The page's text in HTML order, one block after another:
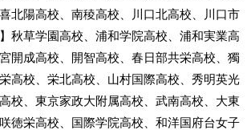
北陽高校、南稜高校、川口北高校、川口市
秋草学園高校、浦和学院高校、浦和実業高
開成高校、開智高校、春日部共栄高校、獨
高校、栄北高校、山村国際高校、秀明英光
校、東京家政大附属高校、武南高校、大東
徳栄高校、国際学院高校、和洋国府台女子